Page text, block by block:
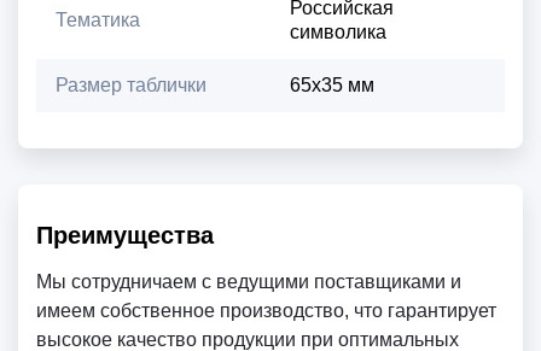
Тематика
Российская
символика
Размер таблички 65х35 мм
Преимущества
Мы сотрудничаем с ведущими поставщиками и
имеем собственное производство, что гарантирует
высокое качество продукции при оптимальных